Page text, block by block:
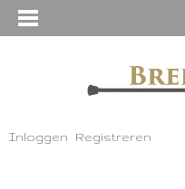
Inloggen Registreren